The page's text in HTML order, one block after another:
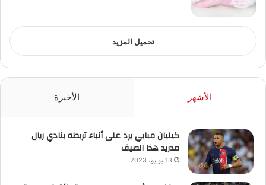
تحميل المزيد
الأشهر الأخيرة
كيليان مبابي يرد على أنباء تربطه بنادي ريال
مدريد هذا الصيف
13 يونيو، 2023